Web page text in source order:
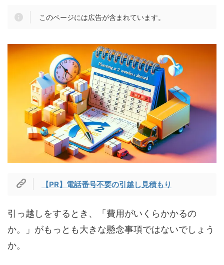
このページには広告が含まれています。
【PR】電話番号不要の引越し見積もり
引っ越しをするとき、「費用がいくらかかるの
か。」がもっとも大きな懸念事項ではないでしょう
か。